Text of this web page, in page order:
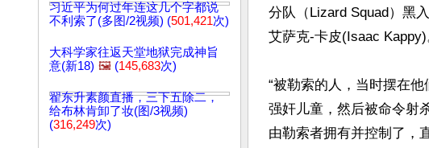
习近平为何过年连这几个字都说
不利索了(多图/2视频) (501,421次)
大科学家往返天堂地狱完成神旨
意(新18) 🖼️ (145,683次)
翟东升素颜直播，三下五除二，
给布林肯卸了妆(图/3视频)
(316,249次)
分队（Lizard Squad）黑
艾萨克-卡皮(Isaac Kappy)
“被勒索的人，当时摆在
强奸儿童，然后被命令射
由勒索者拥有并控制了，